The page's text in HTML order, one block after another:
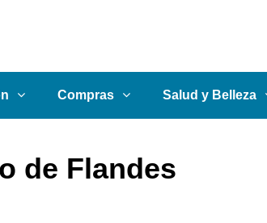
Compras Salud y Belleza
de Flandes